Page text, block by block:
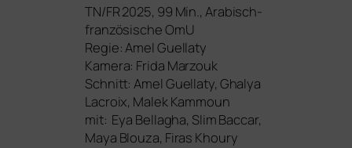
TN/FR2025, 99 Min., Arabisch-
fran­zö­si­sche OmU
Regie: Amel Guellaty
Kamera: Frida Marzouk
Schnitt: Amel Guellaty, Ghalya
Lacroix, Malek Kammoun
mit: Eya Bellagha, Slim Baccar,
Maya Blouza, Firas Khoury